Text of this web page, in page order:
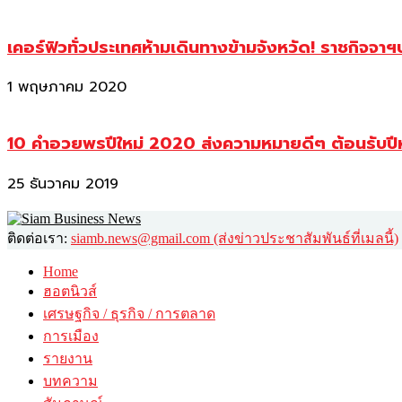
เคอร์ฟิวทั่วประเทศห้ามเดินทางข้ามจังหวัด! ราชกิจจา
1 พฤษภาคม 2020
10 คำอวยพรปีใหม่ 2020 ส่งความหมายดีๆ ต้อนรับ
25 ธันวาคม 2019
ติดต่อเรา: siamb.news@gmail.com (ส่งข่าวประชาสัมพันธ์ที่เมลนี้)
Home
ฮอตนิวส์
เศรษฐกิจ / ธุรกิจ / การตลาด
การเมือง
รายงาน
บทความ